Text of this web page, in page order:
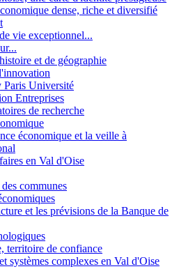
dense, riche et diversifié
vie exceptionnel...
et de géographie
Paris Université
Entreprises
de recherche
économique et la veille à
en Val d'Oise
communes
et les prévisions de la Banque de
territoire de confiance
systèmes complexes en Val d'Oise